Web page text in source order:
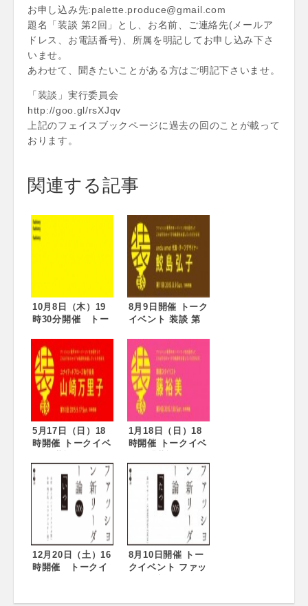
お申し込み先:palette.produce@gmail.com
題名「装談 第2回」とし、お名前、ご連絡先(メールア
ドレス、お電話番号)、所属を明記してお申し込み下さ
いませ。
あわせて、聞きたいことがある方はご明記下さいませ。
「装談」実行委員会
http://goo.gl/rsXJqv
上記のフェイスブックページに過去の回のことが載って
おります。
関連する記事
10月8日（木）19
時30分開催 トー
『Fashion y 001
百貨店の仕事』
8月9日開催 トーク
イベント 装談 第
代表・チーフデザ
イナー 鮫島弘子
5月17日（日）18
時開催 トークイベ
回 ユナイテッド
アローズ 執行役員
山崎 万里子
1月18日（日）18
時開催 トークイベ
眼鏡スタイリスト
藤裕美」
12月20日（土）16
時開催 トークイ
8月10日開催 トー
クイベント ファッ